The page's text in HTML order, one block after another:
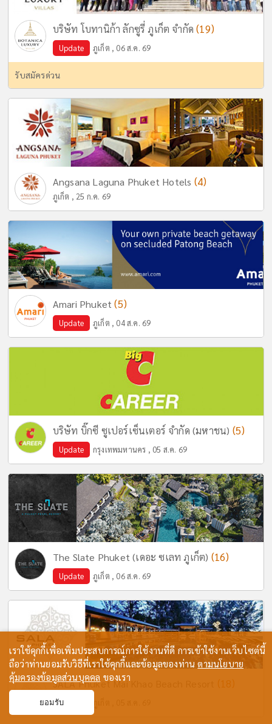
บริษัท โบทานิก้า ลักซูรี่ ภูเก็ต จำกัด(19)
Update ภูเก็ต , 06 ส.ค. 69
รับสมัครด่วน
Angsana Laguna Phuket Hotels (4)
ภูเก็ต , 25 ก.ค. 69
Amari Phuket(5)
Update ภูเก็ต , 04 ส.ค. 69
บริษัท บิ๊กซี ซูเปอร์เซ็นเตอร์ จำกัด (มหาชน) (5)
Update กรุงเทพมหานคร , 05 ส.ค. 69
The Slate Phuket (เดอะ ซเลท ภูเก็ต) (16)
Update ภูเก็ต , 06 ส.ค. 69
SALA Phuket Mai Khao Beach Resort (18)
Update
เราใช้คุกกี้เพื่อเพิ่มประสบการณ์การใช้งานที่ดี การเข้าใช้งานเว็บไซต์นี้
ถือว่าท่านยอมรับวิธีที่เราใช้คุกกี้และข้อมูลของท่านตามนโยบาย
คุ้มครองข้อมูลส่วนบุคคล ของเรา
ยอมรับ